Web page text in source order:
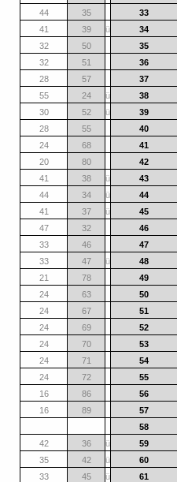
44
35 33
41
39 ü 34
32
50 35
32
51 36
28
57 37
55
24 ü 38
30
52 ü 39
28
55 40
24
68 41
20
80 42
41
38 ü 43
44
34 ü 44
41
37 ü 45
47
32 46
33
46 47
33
47 ü 48
21
78 49
24
63 50
24
67 51
24
69 52
24
70 53
24
71 54
24
72 55
16
86 56
16
89 57
58
42
36 ü 59
35
42 ü 60
33
45 ü 61